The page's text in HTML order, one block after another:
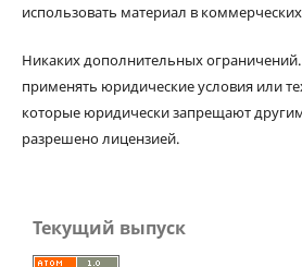
использовать материал в
Никаких дополнительных
применять юридические условия или
которые юридически запрещают
разрешено лицензией.
Текущий выпуск